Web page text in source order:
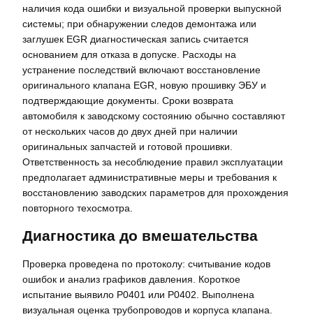
наличия кода ошибки и визуальной проверки выпускной
системы; при обнаружении следов демонтажа или
заглушек EGR диагностическая запись считается
основанием для отказа в допуске. Расходы на
устранение последствий включают восстановление
оригинального клапана EGR, новую прошивку ЭБУ и
подтверждающие документы. Сроки возврата
автомобиля к заводскому состоянию обычно составляют
от нескольких часов до двух дней при наличии
оригинальных запчастей и готовой прошивки.
Ответственность за несоблюдение правил эксплуатации
предполагает административные меры и требования к
восстановлению заводских параметров для прохождения
повторного техосмотра.
Диагностика до вмешательства
Проверка проведена по протоколу: считывание кодов
ошибок и анализ графиков давления. Короткое
испытание выявило P0401 или P0402. Выполнена
визуальная оценка трубопроводов и корпуса клапана.